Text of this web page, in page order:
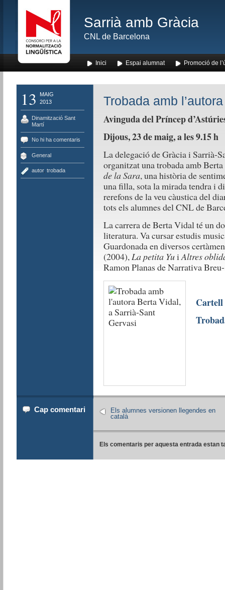
Sarrià amb Gràcia
CNL de Barcelona
Inici Espai alumnat Promoció de
13
MAIG
2013
Dinamització Sant
Martí
No hi ha comentaris
General
autor, trobada
Trobada amb
Avinguda del Príncep
Dijous, 23 de maig, a les 9.15 h
La delegació de Gràcia i Sarrià-
organitzat una trobada amb
de la Sara, una història de
una filla, sota la mirada tendra i
rerefons de la veu càustica del
tots els alumnes del CNL de
La carrera de Berta Vidal té un
literatura. Va cursar estudis
Guardonada en diversos
(2004),La petita YuiAltres
Ramon Planas de Narrativa
Cartell
Cap comentari
Els alumnes versionen llegendes en
català
Els comentaris per aquesta entrada estan